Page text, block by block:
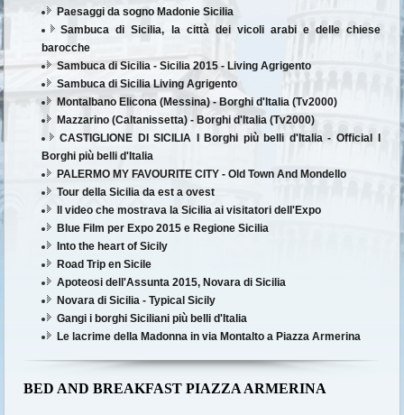
Paesaggi da sogno Madonie Sicilia
Sambuca di Sicilia, la città dei vicoli arabi e delle chiese
barocche
Sambuca di Sicilia - Sicilia 2015 - Living Agrigento
Sambuca di Sicilia Living Agrigento
Montalbano Elicona (Messina) - Borghi d'Italia (Tv2000)
Mazzarino (Caltanissetta) - Borghi d'Italia (Tv2000)
CASTIGLIONE DI SICILIA I Borghi più belli d'Italia - Official I
Borghi più belli d'Italia
PALERMO MY FAVOURITE CITY - Old Town And Mondello
Tour della Sicilia da est a ovest
Il video che mostrava la Sicilia ai visitatori dell'Expo
Blue Film per Expo 2015 e Regione Sicilia
Into the heart of Sicily
Road Trip en Sicile
Apoteosi dell'Assunta 2015, Novara di Sicilia
Novara di Sicilia - Typical Sicily
Gangi i borghi Siciliani più belli d'Italia
Le lacrime della Madonna in via Montalto a Piazza Armerina
BED AND BREAKFAST PIAZZA ARMERINA